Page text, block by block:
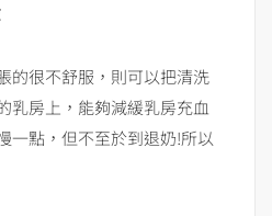
的很不舒服，則可以把清洗
乳房上，能夠減緩乳房充血
一點，但不至於到退奶!所以